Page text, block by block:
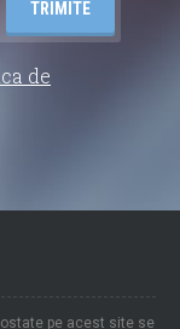
de
pe acest site se